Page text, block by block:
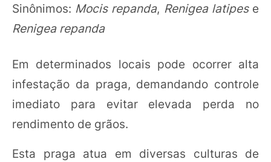
Sinônimos: Mocis repanda, Renigea latipes e
Renigea repanda
Em determinados locais pode ocorrer alta
infestação da praga, demandando controle
imediato para evitar elevada perda no
rendimento de grãos.
Esta praga atua em diversas culturas de